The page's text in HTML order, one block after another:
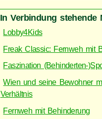
In Verbindung stehende
Lobby4Kids
Freak Classic: Fernweh mit
Faszination (Behinderten-
Wien und seine Bewohner
Verhältnis
Fernweh mit Behinderung